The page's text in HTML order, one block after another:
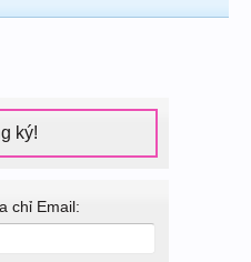
ký!
chỉ Email: